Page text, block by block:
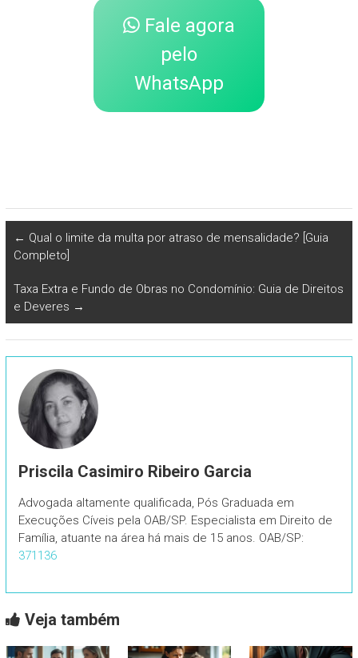
Fale agora
pelo
WhatsApp
← Qual o limite da multa por atraso de mensalidade? [Guia
Completo]
Taxa Extra e Fundo de Obras no Condomínio: Guia de Direitos
e Deveres →
Priscila Casimiro Ribeiro Garcia
Advogada altamente qualificada, Pós Graduada em
Execuções Cíveis pela OAB/SP. Especialista em Direito de
Família, atuante na área há mais de 15 anos. OAB/SP:
371136
Veja também